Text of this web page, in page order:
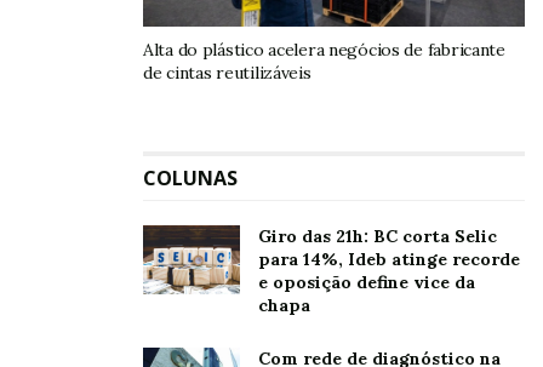
Cadastre-se para
receber nosso
conteúdo em seu e-
Alta do plástico acelera negócios de fabricante
de cintas reutilizáveis
COLUNAS
Giro das 21h: BC corta Selic
para 14%, Ideb atinge recorde
e oposição define vice da
chapa
Com rede de diagnóstico na